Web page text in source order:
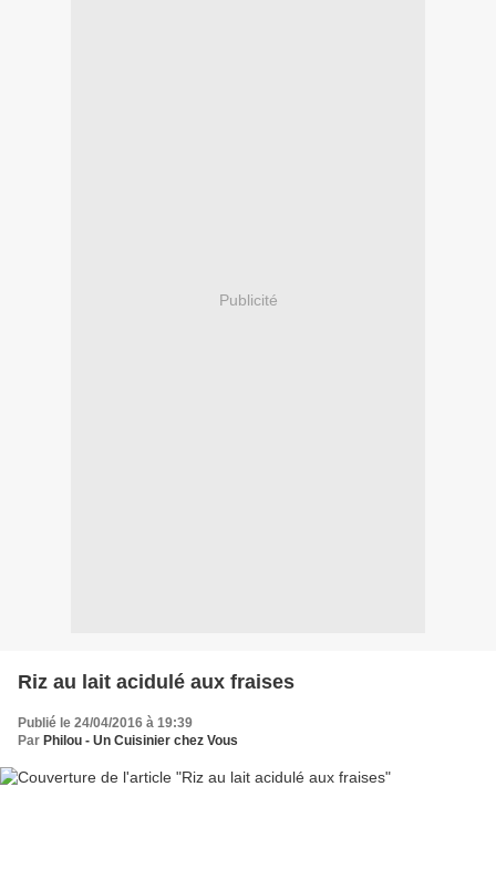
Publicité
Riz au lait acidulé aux fraises
Publié le 24/04/2016 à 19:39
Par Philou - Un Cuisinier chez Vous